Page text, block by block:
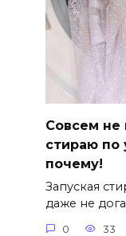
Совсем не
стираю по
почему!
Запуская
даже не
0 33